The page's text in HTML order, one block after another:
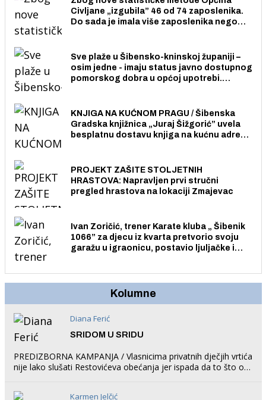
Civljane „izgubila” 46 od 74 zaposlenika.
Do sada je imala više zaposlenika nego
Sve plaže u Šibensko-kninskoj županiji –
osim jedne - imaju status javno dostupnog
pomorskog dobra u općoj upotrebi.
KNJIGA NA KUĆNOM PRAGU / Šibenska
Gradska knjižnica „Juraj Šižgorić” uvela
besplatnu dostavu knjiga na kućnu adresu
PROJEKT ZAŠITE STOLJETNIH
HRASTOVA: Napravljen prvi stručni
pregled hrastova na lokaciji Zmajevac
Ivan Zoričić, trener Karate kluba „ Šibenik
1066” za djecu iz kvarta pretvorio svoju
garažu u igraonicu, postavio ljuljačke i
Kolumne
Diana Ferić
SRIDOM U SRIDU
PREDIZBORNA KAMPANJA / Vlasnicima privatnih dječjih vrtića
nije lako slušati Restovićeva obećanja jer ispada da to što oni
Karmen Jelčić